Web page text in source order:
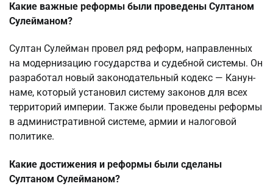
Какие важные реформы были проведены Султаном
Сулейманом?
Султан Сулейман провел ряд реформ, направленных
на модернизацию государства и судебной системы. Он
разработал новый законодательный кодекс — Канун-
наме, который установил систему законов для всех
территорий империи. Также были проведены реформы
в административной системе, армии и налоговой
политике.
Какие достижения и реформы были сделаны
Султаном Сулейманом?